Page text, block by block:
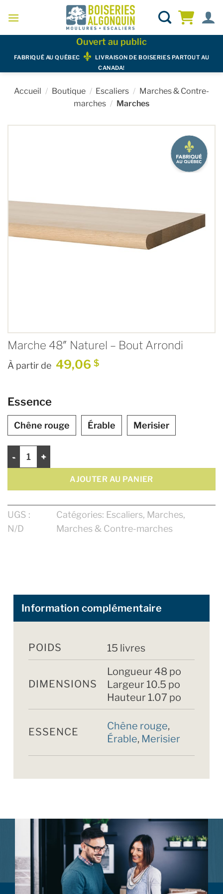
Ouvert au public
FABRIQUÉ AU QUÉBEC
LIVRAISON DE BOISERIES PARTOUT AU
CANADA!
Accueil / Boutique / Escaliers / Marches & Contre-
marches / Marches
Marche 48″ Naturel – Bout Arrondi
À partir de 49,06 $
Essence
Chêne rouge Érable Merisier
AJOUTER AU PANIER
UGS :
N/D
Catégories: Escaliers, Marches,
Marches & Contre-marches
Information complémentaire
POIDS 15 livres
DIMENSIONS
Longueur 48 po
Largeur 10.5 po
Hauteur 1.07 po
ESSENCE Chêne rouge,
Érable, Merisier